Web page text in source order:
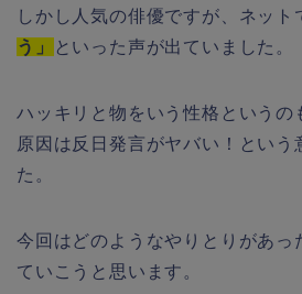
しかし人気の俳優ですが、ネット
う」
といった声が出ていました。
ハッキリと物をいう性格というの
原因は反日発言がヤバい！という
た。
今回はどのようなやりとりがあっ
ていこうと思います。